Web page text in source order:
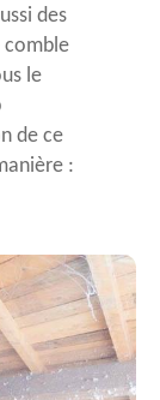
des
comble
le
de ce
: